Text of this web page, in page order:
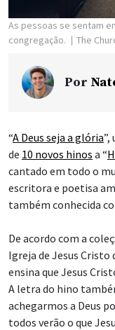
As pessoas se sentam
congregação.
The
Por
“A Deus seja a glória”,
de 10 novos hinos a “
cantado em todo o
escritora e poetisa
também conhecida
De acordo com a
Igreja de Jesus
ensina que Jesus
A letra do hino
achegarmos a Deus
todos verão o que